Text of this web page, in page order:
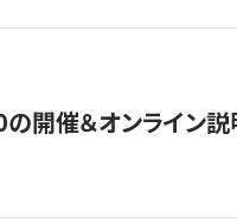
開催＆オンライン